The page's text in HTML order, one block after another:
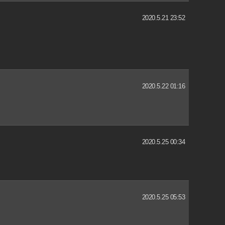
2020.5.21 23:52
2020.5.22 01:16
2020.5.25 00:34
2020.5.25 05:53